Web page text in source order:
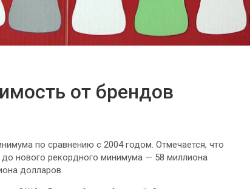
от брендов
по сравнению с 2004 годом. Отмечается, что
нового рекордного минимума — 58 миллиона
долларов.